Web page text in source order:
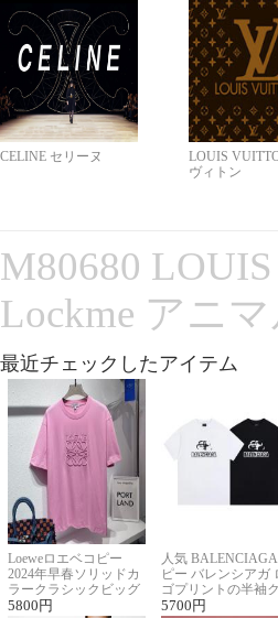
CELINE セリーヌ
LOUIS
ヴィトン
M80680
Lockme アニ
最近チェックしたアイテム
Loeweロエベコピー
2024年早春ソリッドカ
ラークラシックビッグ
ロゴ刺繍Tシャツ
5800 円
人気
ピー バレンシアガ
ゴプリントの半袖
ーネックTシャツ
5700 円